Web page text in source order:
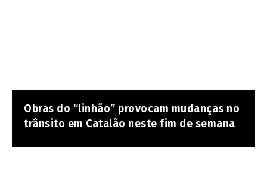
Obras do “linhão” provocam mudanças no
trânsito em Catalão neste fim de semana